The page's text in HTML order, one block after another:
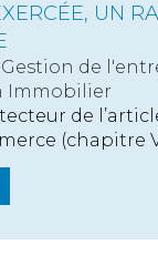
UN
Gestion de
Immobilier
de l’article
(chapitre